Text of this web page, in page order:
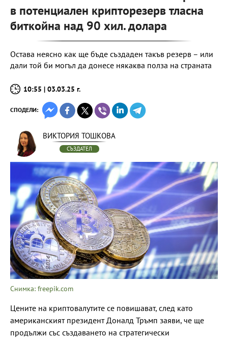
в потенциален крипторезерв тласна
биткойна над 90 хил. долара
Остава неясно как ще бъде създаден такъв резерв – или
дали той би могъл да донесе някаква полза на страната
10:55 | 03.03.25 г.
СПОДЕЛИ:
ВИКТОРИЯ ТОШКОВА
СЪЗДАТЕЛ
Снимка: freepik.com
Цените на криптовалутите се повишават, след като
американският президент Доналд Тръмп заяви, че ще
продължи със създаването на стратегически